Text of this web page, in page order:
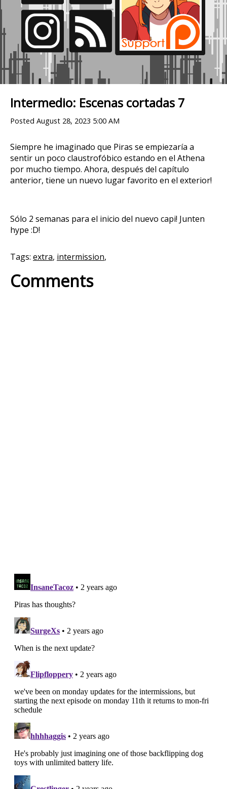
Intermedio: Escenas cortadas 7
Posted August 28, 2023 5:00 AM
Siempre he imaginado que Piras se empiezaría a
sentir un poco claustrofóbico estando en el Athena
por mucho tiempo. Ahora, después del capítulo
anterior, tiene un nuevo lugar favorito en el exterior!
Sólo 2 semanas para el inicio del nuevo capi! Junten
hype :D!
Tags: extra, intermission,
Comments